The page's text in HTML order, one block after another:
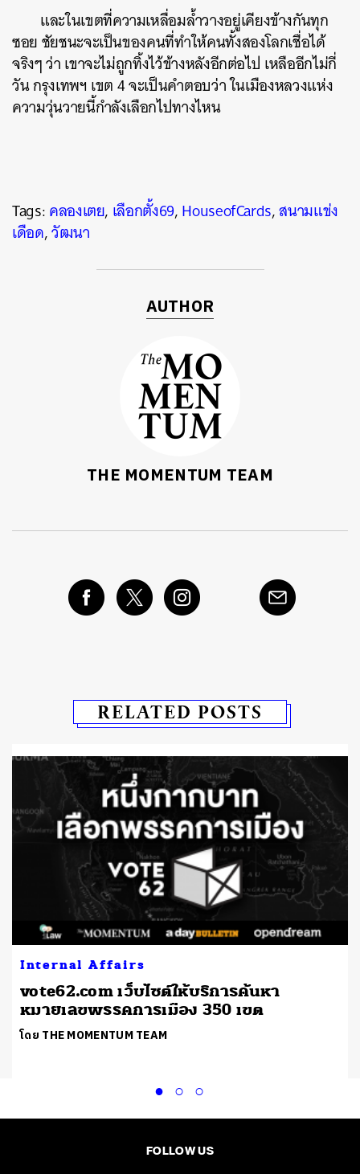
และในเขตที่ความเหลื่อมล้ำวางอยู่เคียงข้างกันทุก
ซอย ชัยชนะจะเป็นของคนที่ทำให้คนทั้งสองโลกเชื่อได้
จริงๆ ว่า เขาจะไม่ถูกทิ้งไว้ข้างหลังอีกต่อไป เหลืออีกไม่กี่
วัน กรุงเทพฯ เขต 4 จะเป็นคำตอบว่า ในเมืองหลวงแห่ง
ความวุ่นวายนี้กำลังเลือกไปทางไหน
Tags:คลองเตย, เลือกตั้ง69,HouseofCards,สนามแข่ง
เดือด,วัฒนา
AUTHOR
THE MOMENTUM TEAM
RELATED POSTS
Internal Affairs
vote62.com เว็บไซต์ให้บริการค้นหา
หมายเลขพรรคการเมือง 350 เขต
โดย THE MOMENTUM TEAM
FOLLOW US